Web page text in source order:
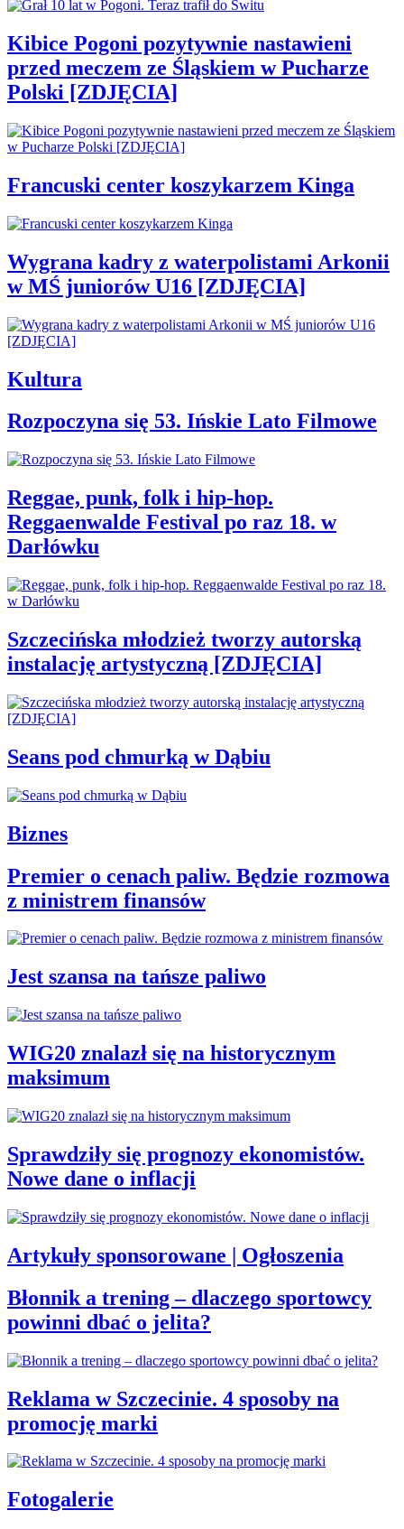
Kibice Pogoni pozytywnie nastawieni
przed meczem ze Śląskiem w Pucharze
Polski [ZDJĘCIA]
Francuski center koszykarzem Kinga
Wygrana kadry z waterpolistami Arkonii
w MŚ juniorów U16 [ZDJĘCIA]
Kultura
Rozpoczyna się 53. Ińskie Lato Filmowe
Reggae, punk, folk i hip-hop.
Reggaenwalde Festival po raz 18. w
Darłówku
Szczecińska młodzież tworzy autorską
instalację artystyczną [ZDJĘCIA]
Seans pod chmurką w Dąbiu
Biznes
Premier o cenach paliw. Będzie rozmowa
z ministrem finansów
Jest szansa na tańsze paliwo
WIG20 znalazł się na historycznym
maksimum
Sprawdziły się prognozy ekonomistów.
Nowe dane o inflacji
Artykuły sponsorowane | Ogłoszenia
Błonnik a trening – dlaczego sportowcy
powinni dbać o jelita?
Reklama w Szczecinie. 4 sposoby na
promocję marki
Fotogalerie